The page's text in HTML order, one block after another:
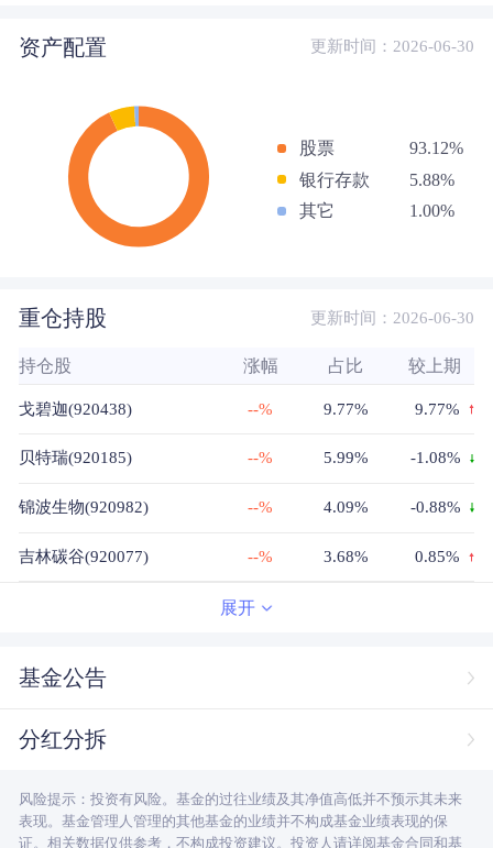
资产配置 更新时间：2026-06-30
股票
93.12%
银行存款
5.88%
其它
1.00%
重仓持股 更新时间：2026-06-30
持仓股 涨幅 占比 较上期
戈碧迦(920438) --% 9.77% 9.77%
贝特瑞(920185) --% 5.99% -1.08%
锦波生物(920982) --% 4.09% -0.88%
吉林碳谷(920077) --% 3.68% 0.85%
--%
星图测控(920116)
连城数控(920368) --% 2.9% -0.53%
展开
基金公告
分红分拆
风险提示：投资有风险。基金的过往业绩及其净值高低并不预示其未来
表现。基金管理人管理的其他基金的业绩并不构成基金业绩表现的保
证。相关数据仅供参考，不构成投资建议。投资人请详阅基金合同和基